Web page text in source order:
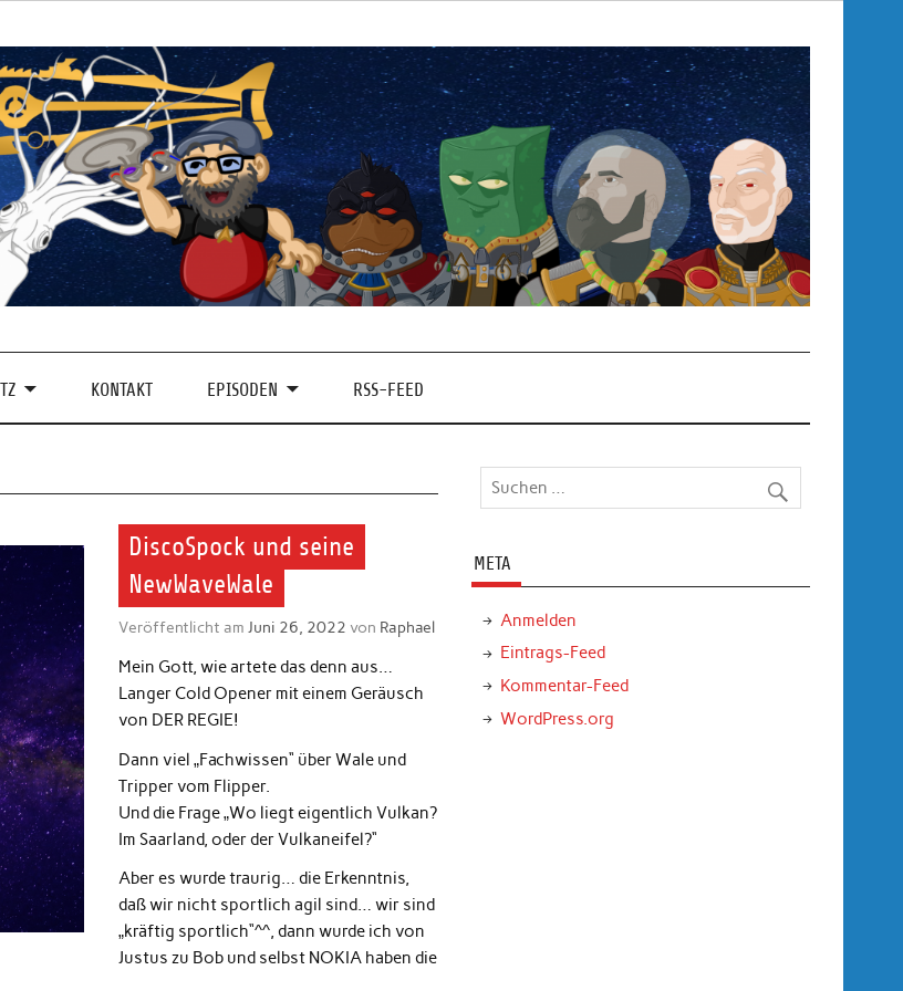
KONTAKT EPISODEN RSS-FEED
DiscoSpock und seine
NewWaveWale
Veröffentlicht am Juni 26, 2022 von Raphael
Mein Gott, wie artete das denn aus…
Langer Cold Opener mit einem Geräusch
von DER REGIE!
Dann viel „Fachwissen“ über Wale und
Tripper vom Flipper.
Und die Frage „Wo liegt eigentlich Vulkan?
Im Saarland, oder der Vulkaneifel?“
Aber es wurde traurig… die Erkenntnis,
daß wir nicht sportlich agil sind… wir sind
„kräftig sportlich“^^, dann wurde ich von
Justus zu Bob und selbst NOKIA haben die
META
Anmelden
Eintrags-Feed
Kommentar-Feed
WordPress.org